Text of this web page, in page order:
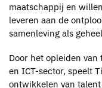
maatschappij en
leveren aan de
samenleving als
Door het opleiden
en ICT-sector, speelt
ontwikkelen van